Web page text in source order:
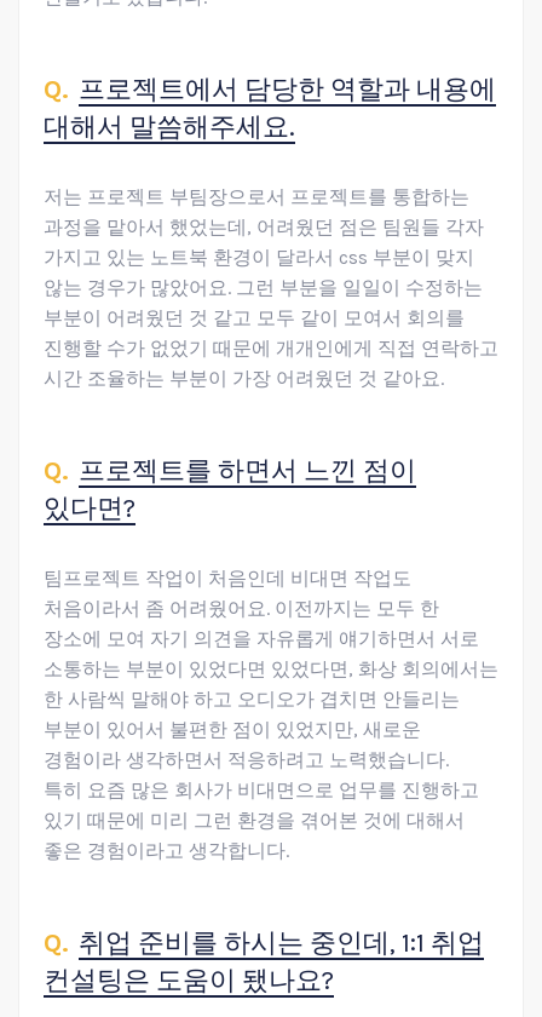
프로젝트에서 담당한 역할과 내용에
대해서 말씀해주세요.
저는 프로젝트 부팀장으로서 프로젝트를 통합하는
과정을 맡아서 했었는데, 어려웠던 점은 팀원들 각자
가지고 있는 노트북 환경이 달라서 css 부분이 맞지
않는 경우가 많았어요. 그런 부분을 일일이 수정하는
부분이 어려웠던 것 같고 모두 같이 모여서 회의를
진행할 수가 없었기 때문에 개개인에게 직접 연락하고
시간 조율하는 부분이 가장 어려웠던 것 같아요.
프로젝트를 하면서 느낀 점이
있다면?
팀프로젝트 작업이 처음인데 비대면 작업도
처음이라서 좀 어려웠어요. 이전까지는 모두 한
장소에 모여 자기 의견을 자유롭게 얘기하면서 서로
소통하는 부분이 있었다면 있었다면, 화상 회의에서는
한 사람씩 말해야 하고 오디오가 겹치면 안들리는
부분이 있어서 불편한 점이 있었지만, 새로운
경험이라 생각하면서 적응하려고 노력했습니다.
특히 요즘 많은 회사가 비대면으로 업무를 진행하고
있기 때문에 미리 그런 환경을 겪어본 것에 대해서
좋은 경험이라고 생각합니다.
취업 준비를 하시는 중인데, 1:1 취업
컨설팅은 도움이 됐나요?